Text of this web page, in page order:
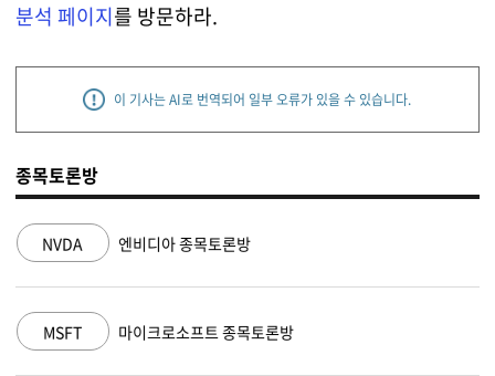
분석 페이지를 방문하라.
이 기사는 AI로 번역되어 일부 오류가 있을 수 있습니다.
종목토론방
NVDA 엔비디아 종목토론방
MSFT 마이크로소프트 종목토론방